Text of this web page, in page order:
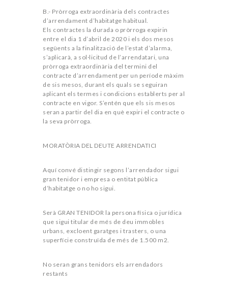
B.- Pròrroga extraordinària dels contractes
d’arrendament d’habitatge habitual.
Els contractes la durada o pròrroga expirin
entre el dia 1 d’abril de 2020 i els dos mesos
següents a la finalització de l’estat d’alarma,
s’aplicarà, a sol·licitud de l’arrendatari, una
pròrroga extraordinària del termini del
contracte d’arrendament per un període màxim
de sis mesos, durant els quals se seguiran
aplicant els termes i condicions establerts per al
contracte en vigor. S’entén que els sis mesos
seran a partir del dia en què expiri el contracte o
la seva pròrroga.
MORATÒRIA DEL DEUTE ARRENDATICI
Aquí convé distingir segons l’arrendador sigui
gran tenidor i empresa o entitat pública
d’habitatge o no ho sigui.
Serà GRAN TENIDOR la persona física o jurídica
que sigui titular de més de deu immobles
urbans, excloent garatges i trasters, o una
superfície construïda de més de 1.500 m2.
No seran grans tenidors els arrendadors
restants